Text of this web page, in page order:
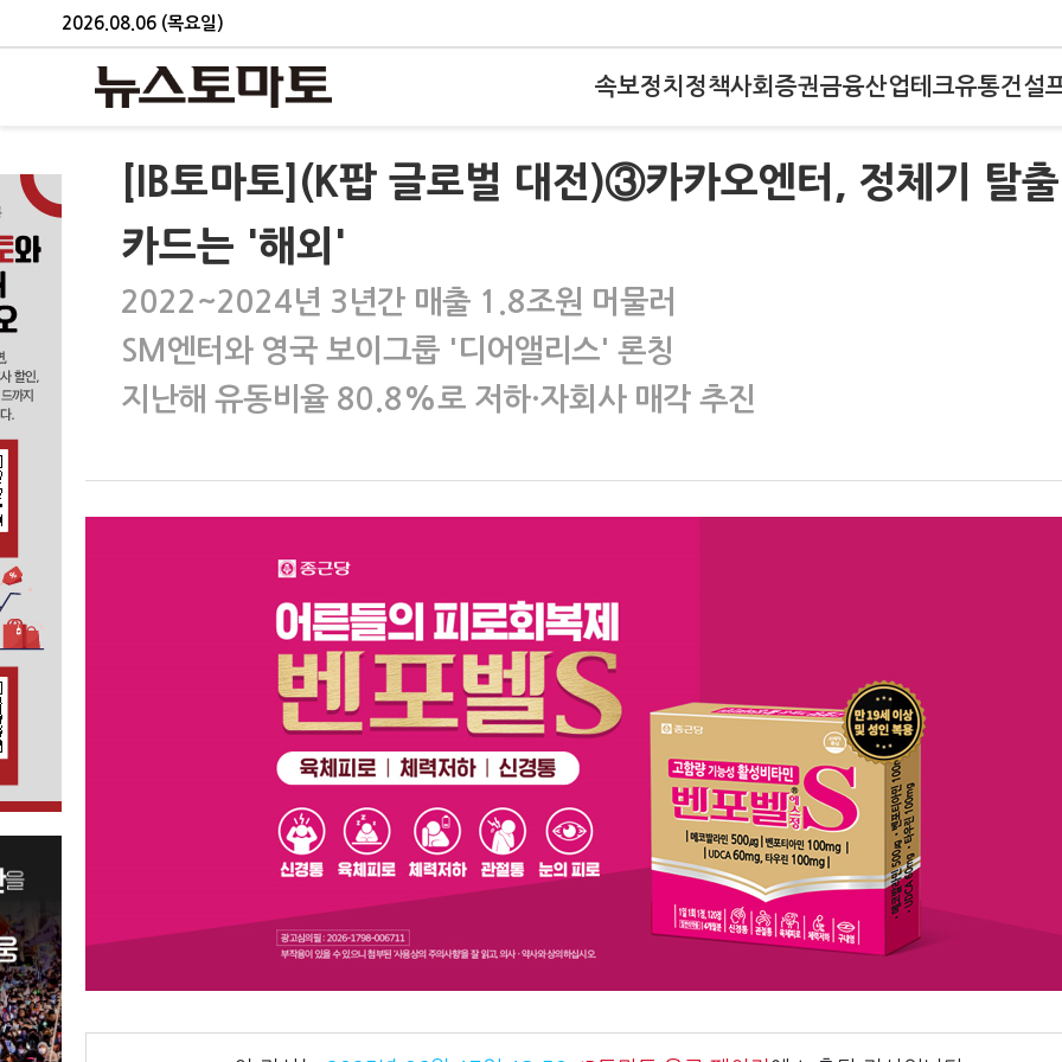
2026.08.06 (목요일)
속보정치 정책사회 증권금융산업테크유통건설
[IB토마토](K팝 글로벌 대전)③카카오엔터, 정체기 탈출
카드는 '해외'
2022~2024년 3년간 매출 1.8조원 머물러
SM엔터와 영국 보이그룹 '디어앨리스' 론칭
지난해 유동비율 80.8%로 저하·자회사 매각 추진